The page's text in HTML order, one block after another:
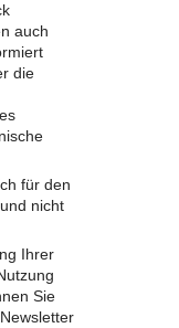
auch
die
für den
nicht
Ihrer
Sie